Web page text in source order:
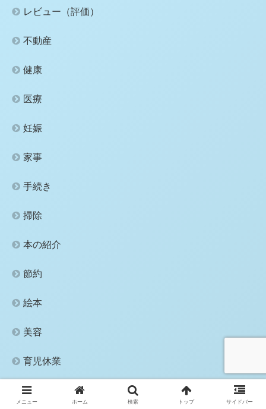
レビュー（評価）
不動産
健康
医療
妊娠
家事
手続き
掃除
本の紹介
節約
絵本
美容
育児休業
英語
メニュー ホーム 検索 トップ サイドバー